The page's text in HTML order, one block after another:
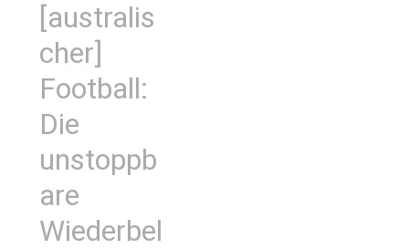
[australis
cher]
Football:
Die
unstoppb
are
Wiederbel